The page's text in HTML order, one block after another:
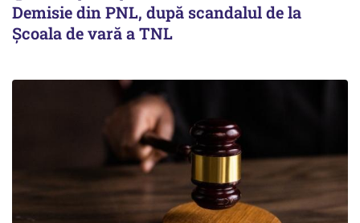
Demisie din PNL, după scandalul de la
Școala de vară a TNL